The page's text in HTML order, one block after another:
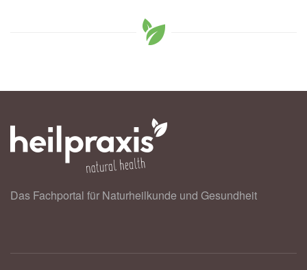
Das Fachportal für Naturheilkunde und Gesundheit